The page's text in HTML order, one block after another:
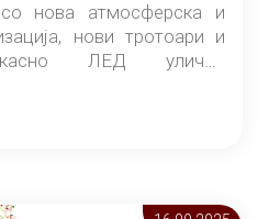
нова атмосферска и
нови тротоари и
ЛЕД улично